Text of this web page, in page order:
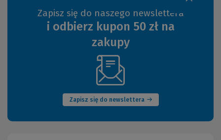
Zapisz się do naszego newslettera
i odbierz kupon 50 zł na
zakupy
Zapisz się do newslettera
(Nowe
okno)